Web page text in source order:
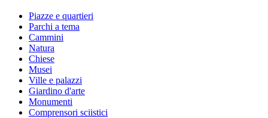
Piazze e quartieri
Parchi a tema
Cammini
Natura
Chiese
Musei
Ville e palazzi
Giardino d'arte
Monumenti
Comprensori sciistici